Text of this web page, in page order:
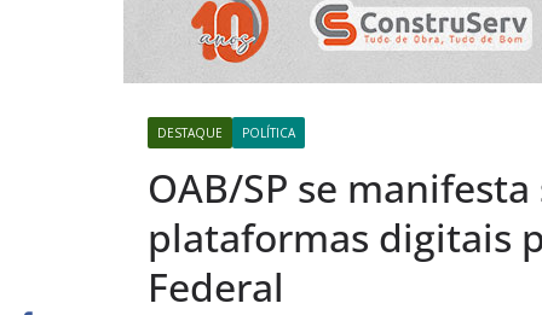
Pardo e
34 anos
conquistas
no Pronto
DESTAQUE POLÍTICA
OAB/SP se
plataformas digitais
Federal